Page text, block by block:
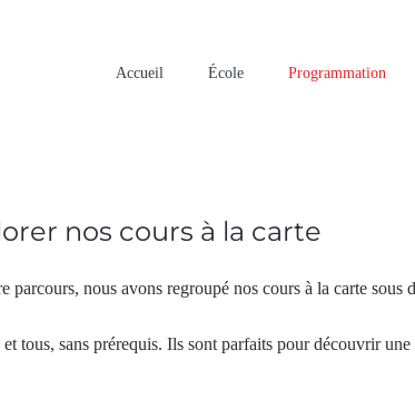
Accueil École Programmation
nos cours à la carte
nous avons regroupé nos cours à la carte sous
et tous, sans prérequis. Ils sont parfaits pour découvrir